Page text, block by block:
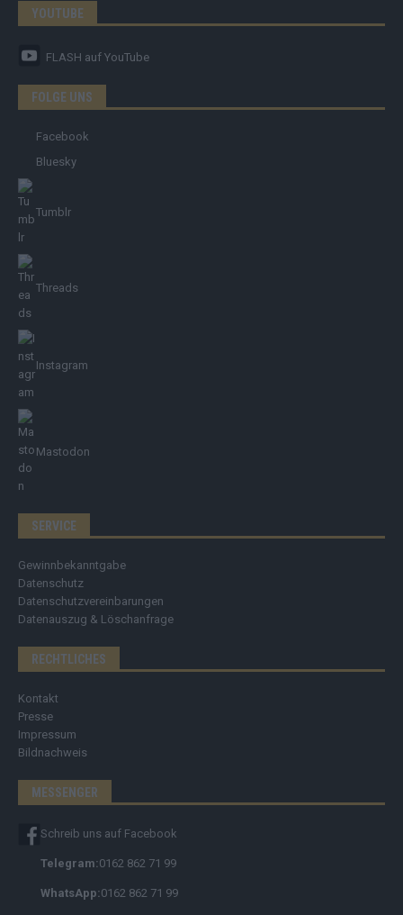
YOUTUBE
FLASH auf YouTube
FOLGE UNS
Facebook
Bluesky
Tumblr
Threads
Instagram
Mastodon
SERVICE
Gewinnbekanntgabe
Datenschutz
Datenschutzvereinbarungen
Datenauszug & Löschanfrage
RECHTLICHES
Kontakt
Presse
Impressum
Bildnachweis
MESSENGER
Schreib uns auf Facebook
Telegram:0162 862 71 99
WhatsApp:0162 862 71 99